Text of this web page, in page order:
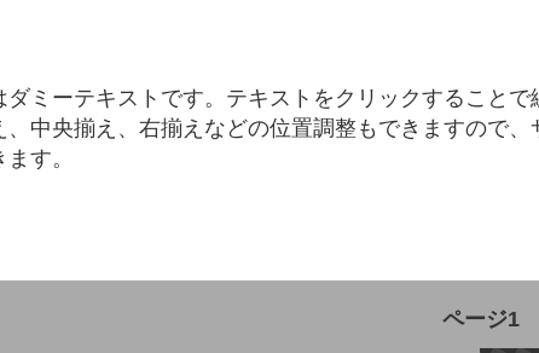
ダミーテキストです。テキストをクリックすること
、中央揃え、右揃えなどの位置調整もできますので
す。
ページ1